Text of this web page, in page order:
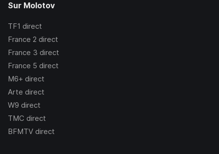
Sur Molotov
TF1 direct
France 2 direct
France 3 direct
France 5 direct
M6+ direct
Arte direct
W9 direct
TMC direct
BFMTV direct